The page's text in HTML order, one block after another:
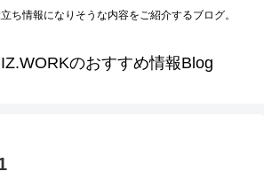
ち情報になりそうな内容をご紹介するブログ。
のおすすめ情報Blog